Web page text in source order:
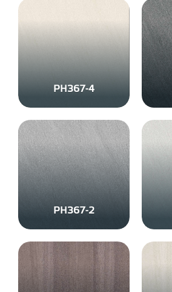
PH367-4
PH367-2